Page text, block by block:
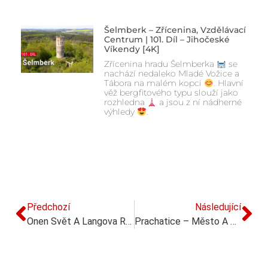
Šelmberk – Zřícenina, Vzdělávací
Centrum | 101. Díl – Jihočeské
Víkendy [4K]
Zřícenina hradu Šelmberka
se
nachází nedaleko Mladé Vožice a
Tábora na malém kopci
. Hlavní
věž bergfitového typu slouží jako
rozhledna
a jsou z ní nádherné
výhledy
.
Předchozí
Onen Svět A Langova Rozhledna (Písecko) | 84. Díl – Jihočeské Víkendy [4K]
Následující
Prachatice – Město A Okolí | 86. Díl – Jihočeské Víkendy [4K]